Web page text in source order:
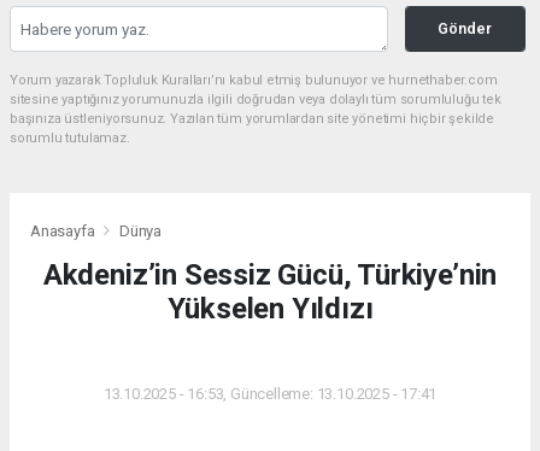
Gönder
Yorum yazarak Topluluk Kuralları’nı kabul etmiş bulunuyor ve hurnethaber.com
sitesine yaptığınız yorumunuzla ilgili doğrudan veya dolaylı tüm sorumluluğu tek
başınıza üstleniyorsunuz. Yazılan tüm yorumlardan site yönetimi hiçbir şekilde
sorumlu tutulamaz.
Anasayfa Dünya
Akdeniz’in Sessiz Gücü, Türkiye’nin
Yükselen Yıldızı
13.10.2025 - 16:53, Güncelleme: 13.10.2025 - 17:41